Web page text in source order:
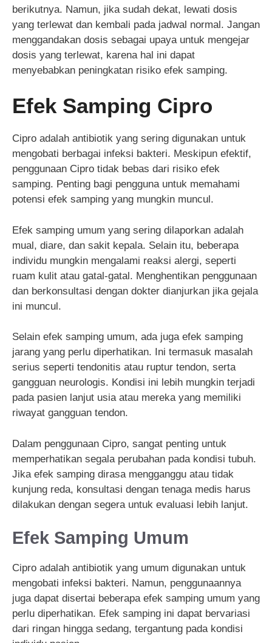
berikutnya. Namun, jika sudah dekat, lewati dosis
yang terlewat dan kembali pada jadwal normal. Jangan
menggandakan dosis sebagai upaya untuk mengejar
dosis yang terlewat, karena hal ini dapat
menyebabkan peningkatan risiko efek samping.
Efek Samping Cipro
Cipro adalah antibiotik yang sering digunakan untuk
mengobati berbagai infeksi bakteri. Meskipun efektif,
penggunaan Cipro tidak bebas dari risiko efek
samping. Penting bagi pengguna untuk memahami
potensi efek samping yang mungkin muncul.
Efek samping umum yang sering dilaporkan adalah
mual, diare, dan sakit kepala. Selain itu, beberapa
individu mungkin mengalami reaksi alergi, seperti
ruam kulit atau gatal-gatal. Menghentikan penggunaan
dan berkonsultasi dengan dokter dianjurkan jika gejala
ini muncul.
Selain efek samping umum, ada juga efek samping
jarang yang perlu diperhatikan. Ini termasuk masalah
serius seperti tendonitis atau ruptur tendon, serta
gangguan neurologis. Kondisi ini lebih mungkin terjadi
pada pasien lanjut usia atau mereka yang memiliki
riwayat gangguan tendon.
Dalam penggunaan Cipro, sangat penting untuk
memperhatikan segala perubahan pada kondisi tubuh.
Jika efek samping dirasa mengganggu atau tidak
kunjung reda, konsultasi dengan tenaga medis harus
dilakukan dengan segera untuk evaluasi lebih lanjut.
Efek Samping Umum
Cipro adalah antibiotik yang umum digunakan untuk
mengobati infeksi bakteri. Namun, penggunaannya
juga dapat disertai beberapa efek samping umum yang
perlu diperhatikan. Efek samping ini dapat bervariasi
dari ringan hingga sedang, tergantung pada kondisi